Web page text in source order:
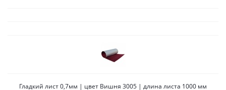
Гладкий лист 0,7мм | цвет Вишня 3005 | длина листа 1000 мм